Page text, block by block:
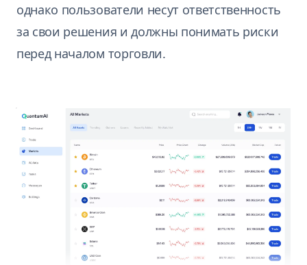
однако пользователи несут ответственность
за свои решения и должны понимать риски
перед началом торговли.